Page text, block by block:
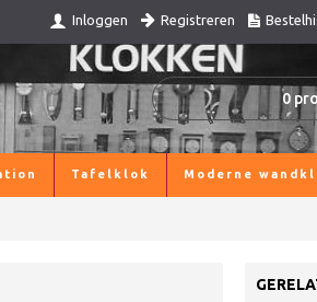
Inloggen Registreren
0
Tafelklok Moderne